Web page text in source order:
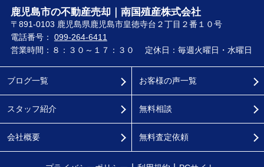
鹿児島市の不動産売却｜南国殖産株式会社
〒891-0103 鹿児島県鹿児島市皇徳寺台２丁目２番１０号
電話番号： 099-264-6411
営業時間：８：３０～１７：３０
定休日：毎週火曜日・水曜日
ブログ一覧
スタッフ紹介
会社概要
お客様の声一覧
無料相談
無料査定依頼